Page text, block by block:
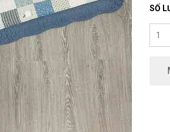
SỐ